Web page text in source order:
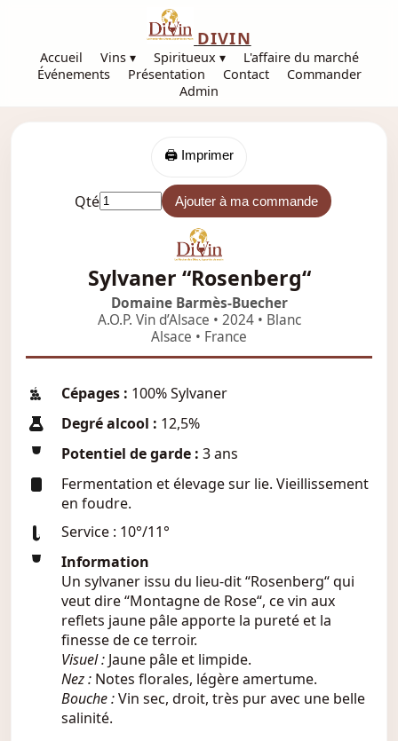
DIVIN
Accueil Vins ▾ Spiritueux ▾
L'affaire du marché
Événements
Présentation Contact
Commander
Admin
🖨️ Imprimer
Qté Ajouter à ma commande
Sylvaner “Rosenberg“
Domaine Barmès-Buecher
A.O.P. Vin d’Alsace • 2024 • Blanc
Alsace • France
Cépages : 100% Sylvaner
Degré alcool : 12,5%
Potentiel de garde : 3 ans
Fermentation et élevage sur lie. Vieillissement
en foudre.
Service : 10°/11°
Information
Un sylvaner issu du lieu-dit “Rosenberg“ qui
veut dire “Montagne de Rose“, ce vin aux
reflets jaune pâle apporte la pureté et la
finesse de ce terroir.
Visuel : Jaune pâle et limpide.
Nez : Notes florales, légère amertume.
Bouche :Vin sec, droit, très pur avec une belle
salinité.